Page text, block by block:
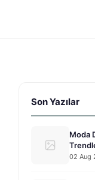
Son Yazılar
Moda
02 Aug